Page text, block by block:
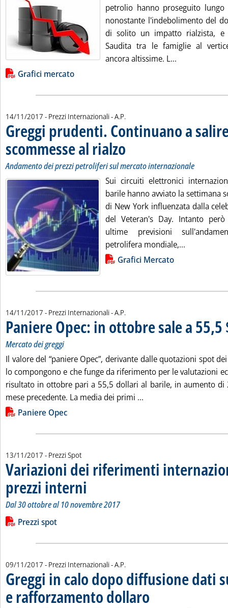
petrolio hanno proseguito
nonostante l'indebolimento del
di solito un impatto rialzista,
Saudita tra le famiglie al
ancora altissime. L...
Lista allegati PDF alla notizia
Grafici mercato
14/11/2017 - Prezzi Internazionali -di:
A.P.
Greggi prudenti. Continuano a
scommesse al rialzo
Andamento dei prezzi petroliferi sul mercato internazionale
Sui circuiti elettronici
barile hanno avviato la settimana
di New York influenzata dalla
del Veteran's Day. Intanto
ultime previsioni
petrolifera mondiale,...
Lista allegati PDF alla notiziaGrafici Mercato
14/11/2017 - Prezzi Internazionali -di:
A.P.
Paniere Opec: in ottobre sale a
Mercato dei greggi
Il valore del “paniere Opec”, derivante dalle quotazioni spot
lo compongono e che funge da riferimento per le valutazioni
risultato in ottobre pari a 55,5 dollari al barile, in aumento
mese precedente. La media dei primi ...
Lista allegati PDF alla notizia
Paniere Opec
13/11/2017 - Prezzi Spot
Variazioni dei riferimenti
prezzi interni
Dal 30 ottobre al 10 novembre 2017
Leggi tutta la notizia: 'Variazioni dei riferimenti
Lista allegati PDF alla notizia
Prezzi spot
09/11/2017 - Prezzi Internazionali -di:
A.P.
Greggi in calo dopo diffusione dati
e rafforzamento dollaro